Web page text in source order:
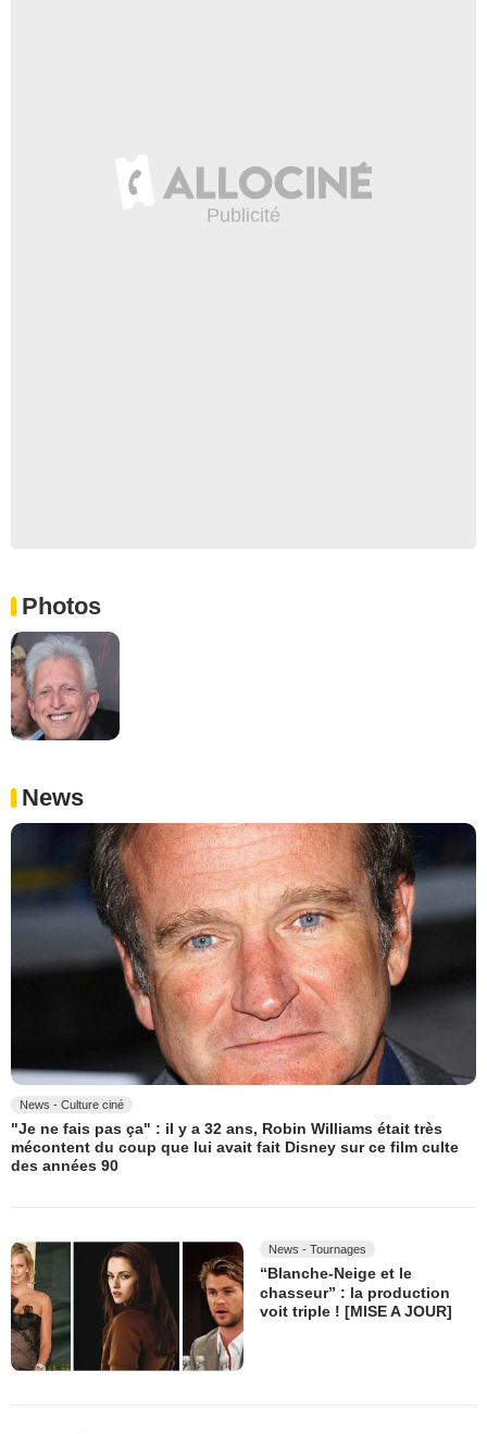
Photos
News
News - Culture ciné
"Je ne fais pas ça" : il y a 32 ans, Robin Williams était très
mécontent du coup que lui avait fait Disney sur ce film culte
des années 90
News - Tournages
“Blanche-Neige et le
chasseur” : la production
voit triple ! [MISE A JOUR]